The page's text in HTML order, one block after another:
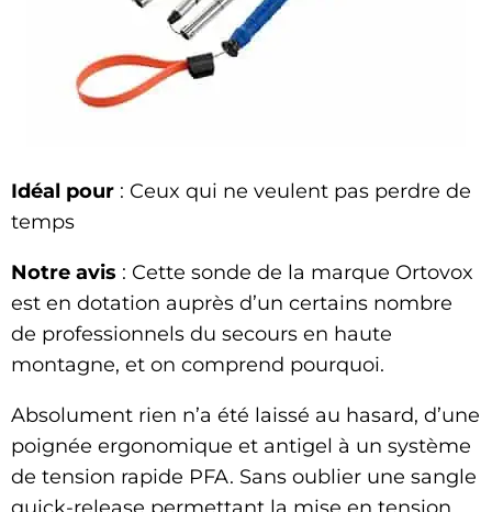
Idéal pour : Ceux qui ne veulent pas perdre de
temps
Notre avis : Cette sonde de la marque Ortovox
est en dotation auprès d’un certains nombre
de professionnels du secours en haute
montagne, et on comprend pourquoi.
Absolument rien n’a été laissé au hasard, d’une
poignée ergonomique et antigel à un système
de tension rapide PFA. Sans oublier une sangle
quick-release permettant la mise en tension